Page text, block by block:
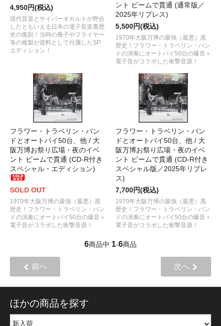
4,950円(税込)
現代音楽とサイバーオカルトが野合
したともいえる日本の電子音楽裏歴
史の復刻！当時の冊子やフライヤー
等の複製が資料として付属したSP
エディション！
ント ビームで貫通 (通常版／
2025年リプレス)
5,500円(税込)
1970年大阪万博の最強（最悪）黒
歴史！フラワー・トラベリン・バン
ドの演奏にオートバイ50台の爆音＋
電子音がコラボした衝撃音源！
フラワー・トラベリン・バン
ドとオートバイ50台、他 / 大
阪万博お祭り広場・夜のイベ
ント ビームで貫通 (CD-R付き
スペシャル・エディション)
SOLD OUT
1970年大阪万博の最強（最悪）黒
歴史！フラワー・トラベリン・バン
ドの演奏にオートバイ50台の爆音＋
電子音がコラボした衝撃音源！
フラワー・トラベリン・バン
ドとオートバイ50台、他 / 大
阪万博お祭り広場・夜のイベ
ント ビームで貫通 (CD-R付き
スペシャル版／2025年リプレ
ス)
7,700円(税込)
1970年大阪万博の最強（最悪）黒
歴史！フラワー・トラベリン・バン
ドの演奏にオートバイ50台の爆音＋
電子音がコラボした衝撃音源！
6商品中 1-6商品
前へ 次へ
ほかの商品を探す